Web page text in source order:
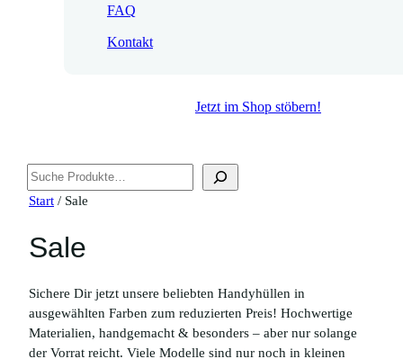
FAQ
Kontakt
Jetzt im Shop stöbern!
Suchen
Start / Sale
Sale
Sichere Dir jetzt unsere beliebten Handyhüllen in
ausgewählten Farben zum reduzierten Preis! Hochwertige
Materialien, handgemacht & besonders – aber nur solange
der Vorrat reicht. Viele Modelle sind nur noch in kleinen